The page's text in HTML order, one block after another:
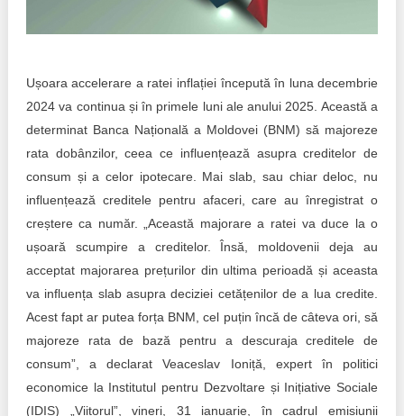
Aplică la BUNELE PRACTICI
Transparența întreprinderilor de stat
Moldova
Democrația, independența și transparența instituțiilor
publice-cheie din Moldova
Achizițiile publice în vizorul societății civile
Ușoara accelerare a ratei inflației începută în luna decembrie
2024 va continua și în primele luni ale anului 2025. Această a
determinat Banca Națională a Moldovei (BNM) să majoreze
rata dobânzilor, ceea ce influențează asupra creditelor de
consum și a celor ipotecare. Mai slab, sau chiar deloc, nu
influențează creditele pentru afaceri, care au înregistrat o
creștere ca număr. „Această majorare a ratei va duce la o
ușoară scumpire a creditelor. Însă, moldovenii deja au
acceptat majorarea prețurilor din ultima perioadă și aceasta
va influența slab asupra deciziei cetățenilor de a lua credite.
Acest fapt ar putea forța BNM, cel puțin încă de câteva ori, să
majoreze rata de bază pentru a descuraja creditele de
consum”, a declarat Veaceslav Ioniță, expert în politici
economice la Institutul pentru Dezvoltare și Inițiative Sociale
(IDIS) „Viitorul”, vineri, 31 ianuarie, în cadrul emisiunii